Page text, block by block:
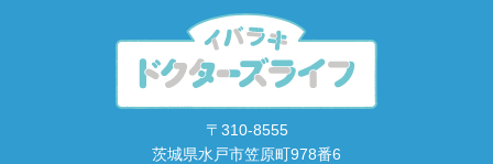
〒310-8555
茨城県水戸市笠原町978番6